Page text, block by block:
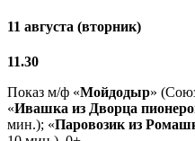
11 августа (вторник)
11.30
Показ м/ф «Мойдодыр»
«Ивашка из Дворца
мин.); «Паровозик из